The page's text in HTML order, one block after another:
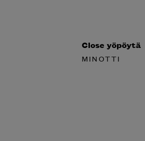
Close yöpöytä
MINOTTI